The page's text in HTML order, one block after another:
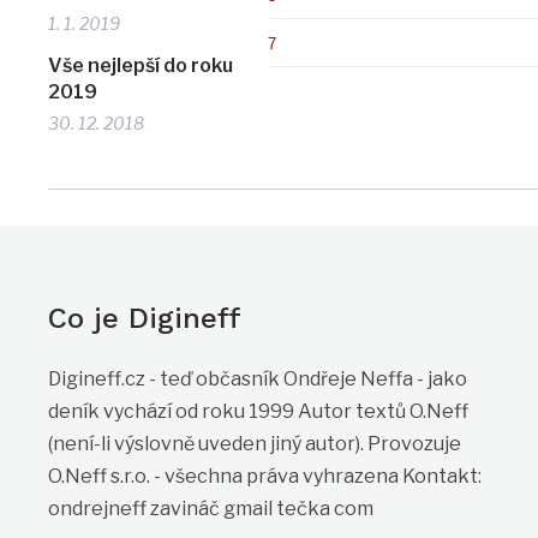
1. 1. 2019
Vše nejlepší do roku
2019
30. 12. 2018
7
Co je Digineff
Digineff.cz - teď občasník Ondřeje Neffa - jako
deník vychází od roku 1999 Autor textů O.Neff
(není-li výslovně uveden jiný autor). Provozuje
O.Neff s.r.o. - všechna práva vyhrazena Kontakt:
ondrejneff zavináč gmail tečka com